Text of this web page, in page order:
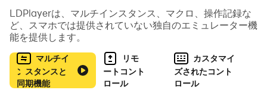
きます。
•直感的で使い慣れたブロックデザインで、誰でも簡単に
プレイできます。
•1マスブロックから9マスブロックまで様々な難易度のブ
ロックが登場します。
•制限時間なしで快適にパズルを楽しむことができます。
LDPlayerは、マルチインスタンス、マクロ、操作記録な
ど、スマホでは提供されていない独自のエミュレーター機
能を提供します。
マルチイ
ンスタンスと
同期機能
リモ
ートコント
ロール
カスタマイ
ズされたコント
ロール